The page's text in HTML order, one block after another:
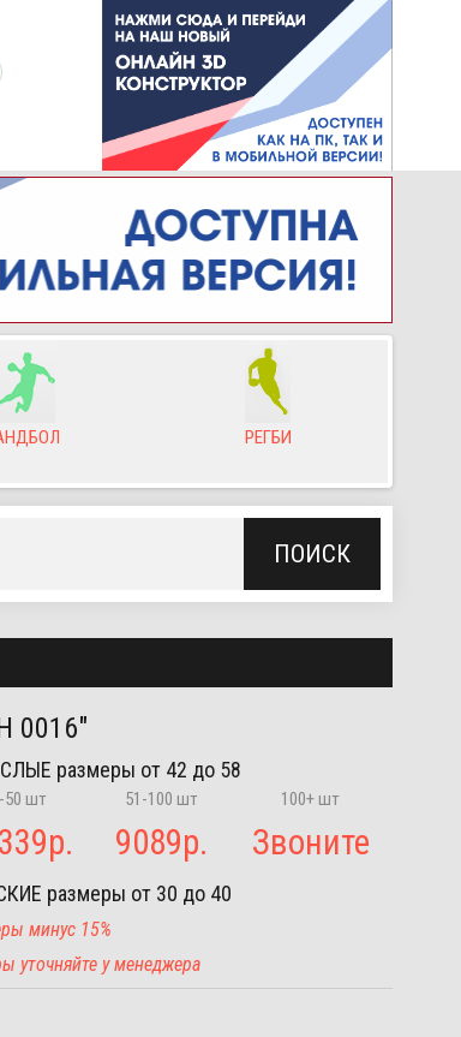
РЕГБИ
ПОИСК
0016"
размеры от 42 до 58
50 шт 51-100 шт 100+ шт
р. 9089р. Звоните
размеры от 30 до 40
минус 15%
уточняйте у менеджера